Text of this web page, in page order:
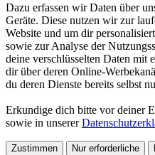
Dazu erfassen wir Daten über
Geräte. Diese nutzen wir zur
Website und um dir
sowie zur Analyse der
deine verschlüsselten Daten mit
dir über deren Online-
du deren Dienste bereits selbst
Erkundige dich bitte vor deiner
sowie in unserer
Zustimmen Nur erforderliche